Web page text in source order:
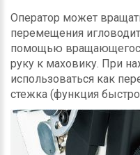
Оператор может
перемещения
помощью
руку к маховику. При
использоваться как
стежка (функция